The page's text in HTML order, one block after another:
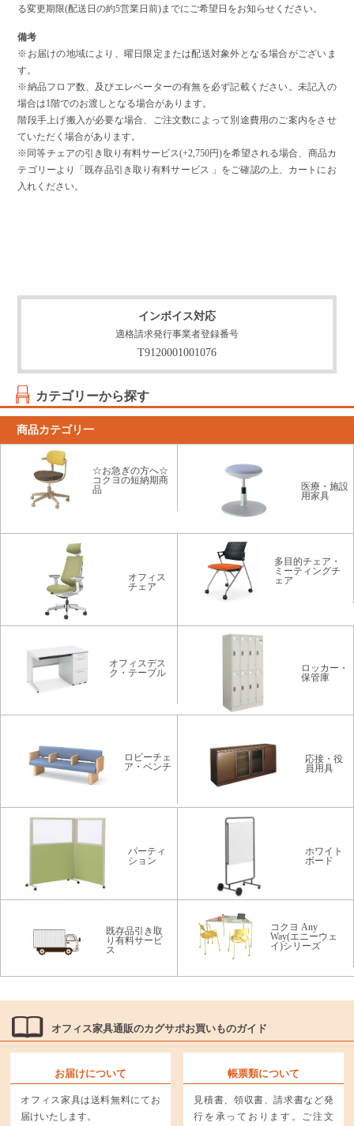
る変更期限(配送日の約5営業日前)までにご希望日をお知らせください。
備考
※お届けの地域により、曜日限定または配送対象外となる場合がございま
す。
※納品フロア数、及びエレベーターの有無を必ず記載ください。未記入の
場合は1階でのお渡しとなる場合があります。
階段手上げ搬入が必要な場合、ご注文数によって別途費用のご案内をさせ
ていただく場合があります。
※同等チェアの引き取り有料サービス(+2,750円)を希望される場合、商品カ
テゴリーより「既存品引き取り有料サービス 」をご確認の上、カートにお
入れください。
インボイス対応
適格請求発行事業者登録番号
T9120001001076
カテゴリーから探す
商品カテゴリ一
☆お急ぎの方へ☆
コクヨの短納期商
品
医療・施設
用家具
オフィス
チェア
多目的チェア・
ミーティングチ
ェア
オフィスデス
ク・テーブル
ロッカー・
保管庫
ロビーチェ
ア・ベンチ
応接・役
員用具
パーティ
ション
ホワイト
ボード
既存品引き取
り有料サービ
ス
コクヨ Any
Way(エニーウェ
イ)シリーズ
オフィス家具通販のカグサポお買いものガイド
お届けについて
オフィス家具は送料無料にてお
届けいたします。
帳票類について
見積書、領収書、請求書など発
行を承っております。ご注文